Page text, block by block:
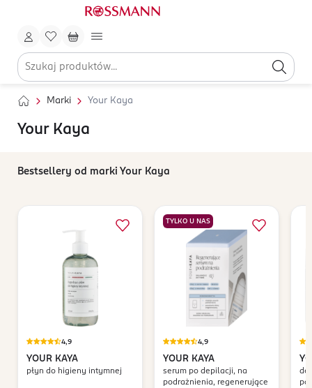
Marki Your Kaya
Your Kaya
Bestsellery od marki Your Kaya
4,9
YOUR KAYA
płyn do higieny intymnej
TYLKO U NAS
4,9
YOUR KAYA
serum po depilacji, na
podrażnienia, regenerujące